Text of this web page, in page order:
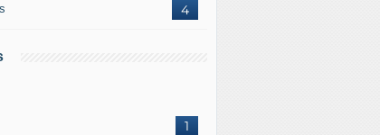
4
1